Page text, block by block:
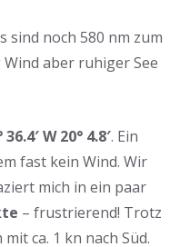
sind noch 580 nm zum
aber ruhiger See
W 20° 4.8′. Ein
fast kein Wind. Wir
mich in ein paar
– frustrierend! Trotz
ca. 1 kn nach Süd.